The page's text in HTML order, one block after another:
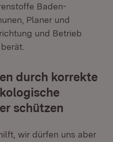
Baden-
Planer und
und Betrieb
durch korrekte
schützen
wir dürfen uns aber